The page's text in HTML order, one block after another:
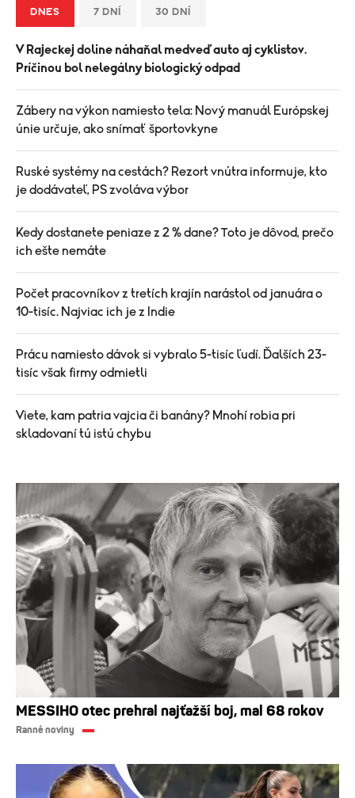
DNES 7 DNÍ 30 DNÍ
V Rajeckej doline náhaňal medveď auto aj cyklistov.
Príčinou bol nelegálny biologický odpad
Zábery na výkon namiesto tela: Nový manuál Európskej
únie určuje, ako snímať športovkyne
Ruské systémy na cestách? Rezort vnútra informuje, kto
je dodávateľ, PS zvoláva výbor
Kedy dostanete peniaze z 2 % dane? Toto je dôvod, prečo
ich ešte nemáte
Počet pracovníkov z tretích krajín narástol od januára o
10-tisíc. Najviac ich je z Indie
Prácu namiesto dávok si vybralo 5-tisíc ľudí. Ďalších 23-
tisíc však firmy odmietli
Viete, kam patria vajcia či banány? Mnohí robia pri
skladovaní tú istú chybu
MESSIHO otec prehral najťažší boj, mal 68 rokov
Ranné noviny